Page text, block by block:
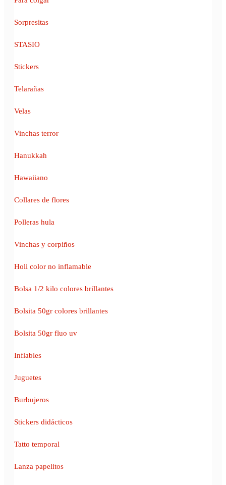
Sorpresitas
STASIO
Stickers
Telarañas
Velas
Vinchas terror
Hanukkah
Hawaiiano
Collares de flores
Polleras hula
Vinchas y corpiños
Holi color no inflamable
Bolsa 1/2 kilo colores brillantes
Bolsita 50gr colores brillantes
Bolsita 50gr fluo uv
Inflables
Juguetes
Burbujeros
Stickers didácticos
Tatto temporal
Lanza papelitos